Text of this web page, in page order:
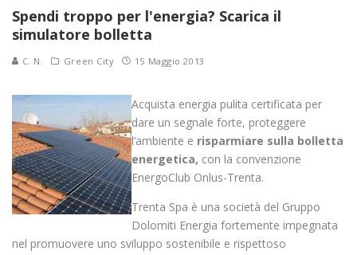
Spendi troppo per l'energia? Scarica il
simulatore bolletta
C. N. Green City 15 Maggio 2013
Acquista energia pulita certificata per
dare un segnale forte, proteggere
l’ambiente e risparmiare sulla bolletta
energetica, con la convenzione
EnergoClub Onlus-Trenta.
Trenta Spa è una società del Gruppo
Dolomiti Energia fortemente impegnata
nel promuovere uno sviluppo sostenibile e rispettoso